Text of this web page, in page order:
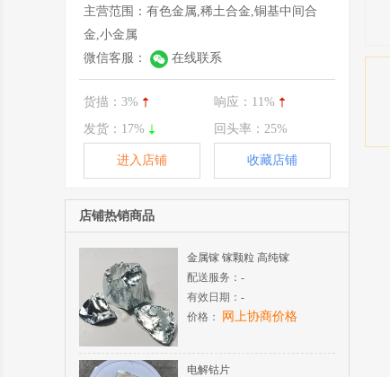
主营范围： 有色金属,稀土合金,铜基中间合
金,小金属
微信客服：
在线联系
货描： 3% 响应： 11%
发货： 17% 回头率： 25%
进入店铺 收藏店铺
店铺热销商品
金属镓 镓颗粒 高纯镓
配送服务： -
有效日期： -
价格：
网上协商价格
电解钴片